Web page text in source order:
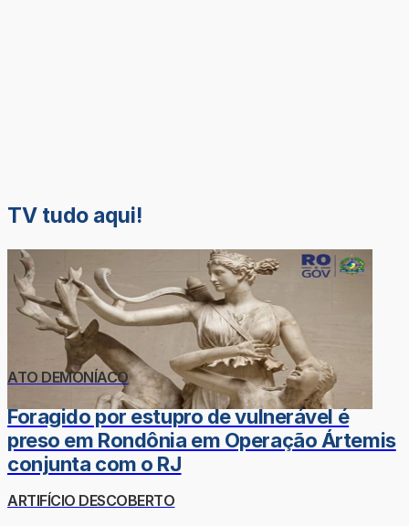
TV tudo aqui!
ATO DEMONÍACO
Foragido por estupro de vulnerável é
preso em Rondônia em Operação Ártemis
conjunta com o RJ
ARTIFÍCIO DESCOBERTO